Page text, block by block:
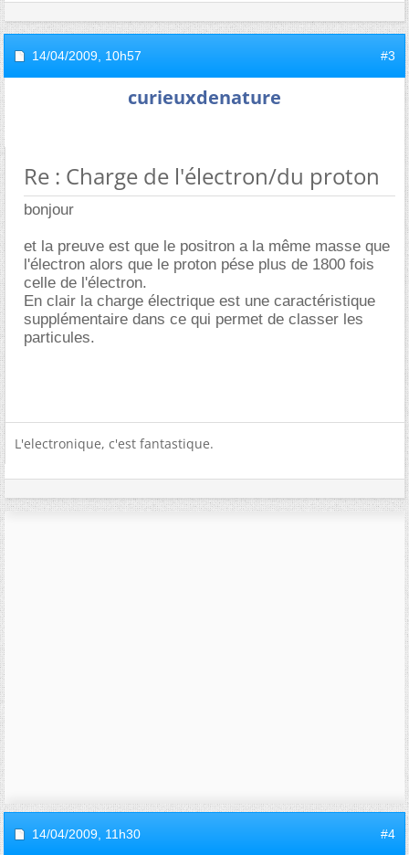
14/04/2009, 10h57 #3
curieuxdenature
Re : Charge de l'électron/du proton
bonjour
et la preuve est que le positron a la même masse que
l'électron alors que le proton pése plus de 1800 fois
celle de l'électron.
En clair la charge électrique est une caractéristique
supplémentaire dans ce qui permet de classer les
particules.
L'electronique, c'est fantastique.
14/04/2009, 11h30 #4